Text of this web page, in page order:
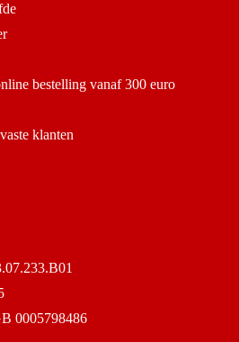
bestelling vanaf 300 euro
klanten
0005798486